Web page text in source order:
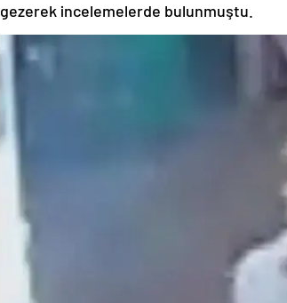
gezerek incelemelerde bulunmuştu.